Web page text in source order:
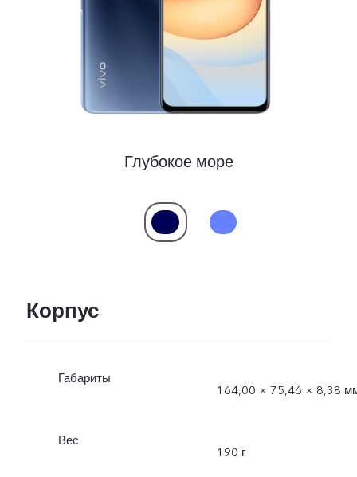
Глубокое море
Корпус
Габариты
164,00 × 75,46 × 8,38
Вес
190 г